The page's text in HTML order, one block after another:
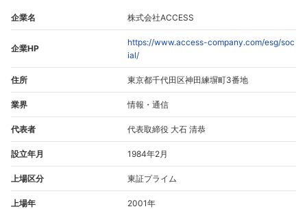
企業名 株式会社ACCESS
企業HP
https://www.access-company.com/esg/soc
ial/
住所 東京都千代田区神田練塀町3番地
業界 情報・通信
代表者 代表取締役 大石 清恭
設立年月 1984年2月
上場区分 東証プライム
上場年 2001年